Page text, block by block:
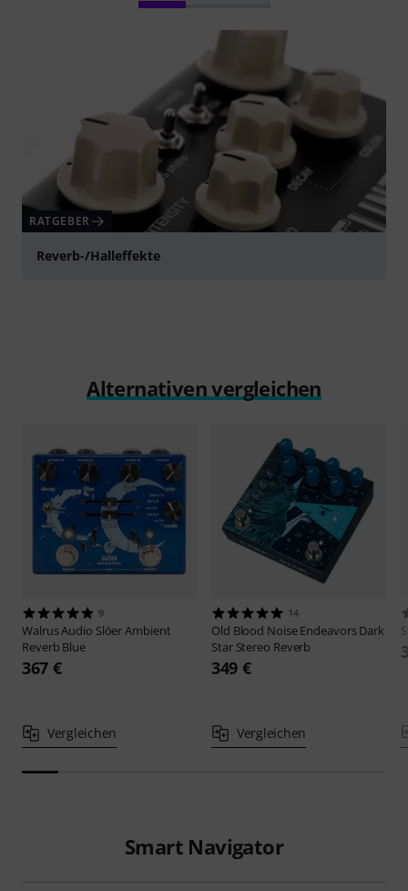
RATGEBER
Reverb-/Halleffekte
Alternativen vergleichen
9
Walrus Audio Slöer Ambient
Reverb Blue
367 €
Vergleichen
14
Old Blood Noise EndeavorsDark
Star Stereo Reverb
349 €
Vergleichen
Smart Navigator